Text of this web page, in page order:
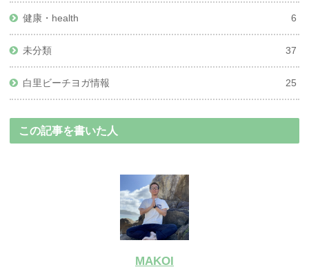
健康・health 6
未分類 37
白里ビーチヨガ情報 25
この記事を書いた人
MAKOI